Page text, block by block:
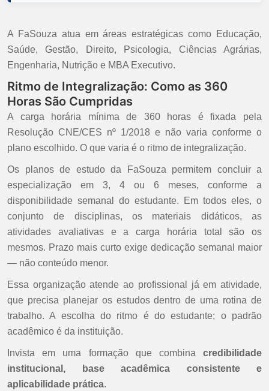
A FaSouza atua em áreas estratégicas como Educação,
Saúde, Gestão, Direito, Psicologia, Ciências Agrárias,
Engenharia, Nutrição e MBA Executivo.
Ritmo de Integralização: Como as 360
Horas São Cumpridas
A carga horária mínima de 360 horas é fixada pela
Resolução CNE/CES nº 1/2018 e não varia conforme o
plano escolhido. O que varia é o ritmo de integralização.
Os planos de estudo da FaSouza permitem concluir a
especialização em 3, 4 ou 6 meses, conforme a
disponibilidade semanal do estudante. Em todos eles, o
conjunto de disciplinas, os materiais didáticos, as
atividades avaliativas e a carga horária total são os
mesmos. Prazo mais curto exige dedicação semanal maior
— não conteúdo menor.
Essa organização atende ao profissional já em atividade,
que precisa planejar os estudos dentro de uma rotina de
trabalho. A escolha do ritmo é do estudante; o padrão
acadêmico é da instituição.
Invista em uma formação que combina credibilidade
institucional, base acadêmica consistente e
aplicabilidade prática.